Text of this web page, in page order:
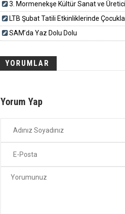
3. Mormenekşe Kültür Sanat ve
LTB Şubat Tatili Etkinliklerinde
SAM’da Yaz Dolu Dolu
YORUMLAR
Yorum Yap